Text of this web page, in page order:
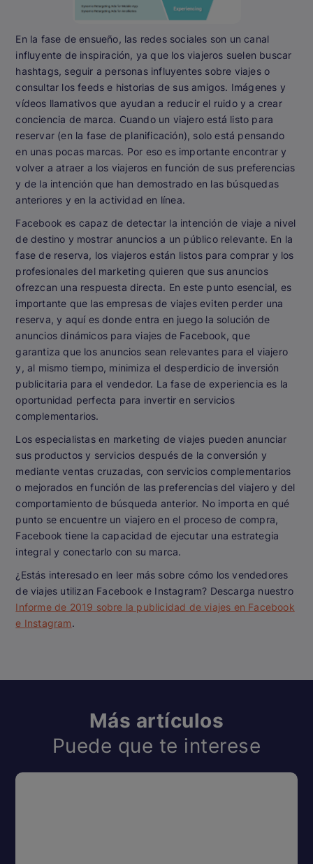
En la fase de ensueño, las redes sociales son un canal
influyente de inspiración, ya que los viajeros suelen buscar
hashtags, seguir a personas influyentes sobre viajes o
consultar los feeds e historias de sus amigos. Imágenes y
vídeos llamativos que ayudan a reducir el ruido y a crear
conciencia de marca. Cuando un viajero está listo para
reservar (en la fase de planificación), solo está pensando
en unas pocas marcas. Por eso es importante encontrar y
volver a atraer a los viajeros en función de sus preferencias
y de la intención que han demostrado en las búsquedas
anteriores y en la actividad en línea.
Facebook es capaz de detectar la intención de viaje a nivel
de destino y mostrar anuncios a un público relevante. En la
fase de reserva, los viajeros están listos para comprar y los
profesionales del marketing quieren que sus anuncios
ofrezcan una respuesta directa. En este punto esencial, es
importante que las empresas de viajes eviten perder una
reserva, y aquí es donde entra en juego la solución de
anuncios dinámicos para viajes de Facebook, que
garantiza que los anuncios sean relevantes para el viajero
y, al mismo tiempo, minimiza el desperdicio de inversión
publicitaria para el vendedor. La fase de experiencia es la
oportunidad perfecta para invertir en servicios
complementarios.
Los especialistas en marketing de viajes pueden anunciar
sus productos y servicios después de la conversión y
mediante ventas cruzadas, con servicios complementarios
o mejorados en función de las preferencias del viajero y del
comportamiento de búsqueda anterior. No importa en qué
punto se encuentre un viajero en el proceso de compra,
Facebook tiene la capacidad de ejecutar una estrategia
integral y conectarlo con su marca.
¿Estás interesado en leer más sobre cómo los vendedores
de viajes utilizan Facebook e Instagram? Descarga nuestro
Informe de 2019 sobre la publicidad de viajes en Facebook
e Instagram.
Más artículos
Puede que te interese